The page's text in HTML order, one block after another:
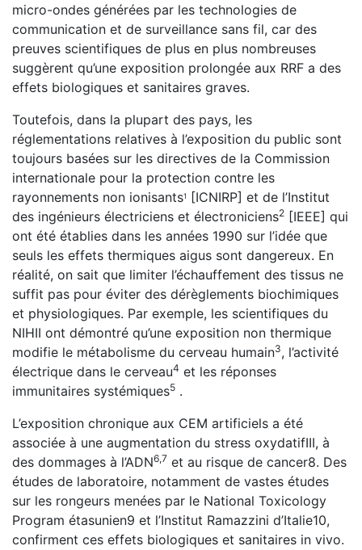
micro-ondes générées par les technologies de
communication et de surveillance sans fil, car des
preuves scientifiques de plus en plus nombreuses
suggèrent qu’une exposition prolongée aux RRF a des
effets biologiques et sanitaires graves.
Toutefois, dans la plupart des pays, les
réglementations relatives à l’exposition du public sont
toujours basées sur les directives de la Commission
internationale pour la protection contre les
rayonnements non ionisants1
[ICNIRP] et de l’Institut
des ingénieurs électriciens et électroniciens2 [IEEE] qui
ont été établies dans les années 1990 sur l’idée que
seuls les effets thermiques aigus sont dangereux. En
réalité, on sait que limiter l’échauffement des tissus ne
suffit pas pour éviter des dérèglements biochimiques
et physiologiques. Par exemple, les scientifiques du
NIHII ont démontré qu’une exposition non thermique
modifie le métabolisme du cerveau humain3, l’activité
électrique dans le cerveau4 et les réponses
immunitaires systémiques5 .
L’exposition chronique aux CEM artificiels a été
associée à une augmentation du stress oxydatifIII, à
des dommages à l’ADN6,7 et au risque de cancer8. Des
études de laboratoire, notamment de vastes études
sur les rongeurs menées par le National Toxicology
Program étasunien9 et l’Institut Ramazzini d’Italie10,
confirment ces effets biologiques et sanitaires in vivo.